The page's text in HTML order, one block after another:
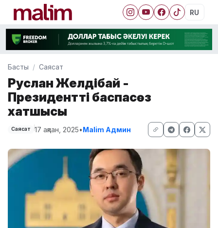
RU
Басты Саясат
Руслан Желдібай -
Президенттің баспасөз
хатшысы
Саясат 17 ақпан, 2025•Malim Админ